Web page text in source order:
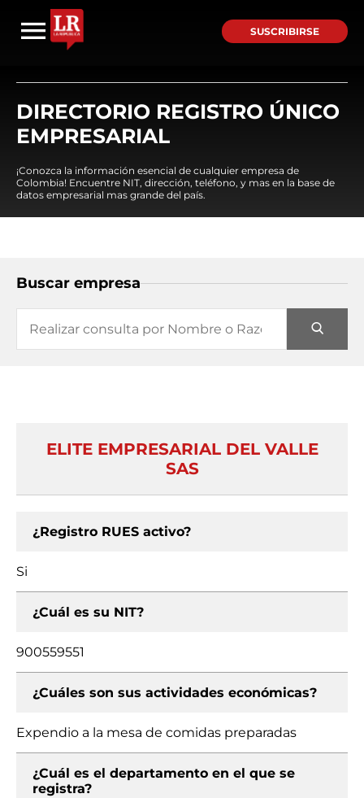
SUSCRIBIRSE
DIRECTORIO REGISTRO ÚNICO
EMPRESARIAL
¡Conozca la información esencial de cualquier empresa de
Colombia! Encuentre NIT, dirección, teléfono, y mas en la base de
datos empresarial mas grande del país.
Buscar empresa
ELITE EMPRESARIAL DEL VALLE
SAS
¿Registro RUES activo?
Si
¿Cuál es su NIT?
900559551
¿Cuáles son sus actividades económicas?
Expendio a la mesa de comidas preparadas
¿Cuál es el departamento en el que se
registra?